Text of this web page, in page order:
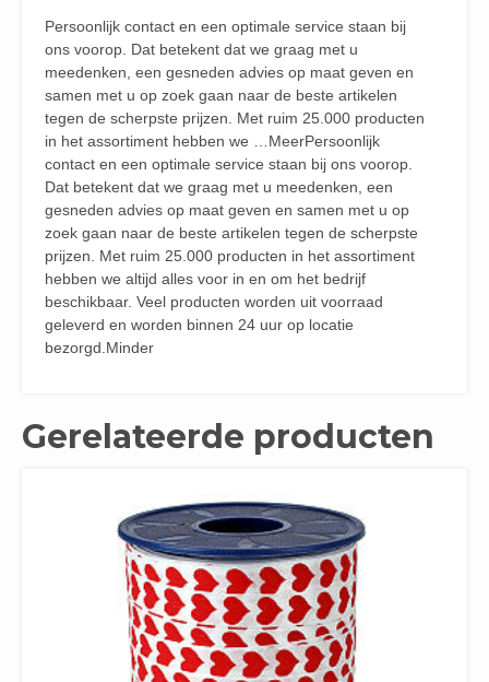
Persoonlijk contact en een optimale service staan bij
ons voorop. Dat betekent dat we graag met u
meedenken, een gesneden advies op maat geven en
samen met u op zoek gaan naar de beste artikelen
tegen de scherpste prijzen. Met ruim 25.000 producten
in het assortiment hebben we …MeerPersoonlijk
contact en een optimale service staan bij ons voorop.
Dat betekent dat we graag met u meedenken, een
gesneden advies op maat geven en samen met u op
zoek gaan naar de beste artikelen tegen de scherpste
prijzen. Met ruim 25.000 producten in het assortiment
hebben we altijd alles voor in en om het bedrijf
beschikbaar. Veel producten worden uit voorraad
geleverd en worden binnen 24 uur op locatie
bezorgd.Minder
Gerelateerde producten